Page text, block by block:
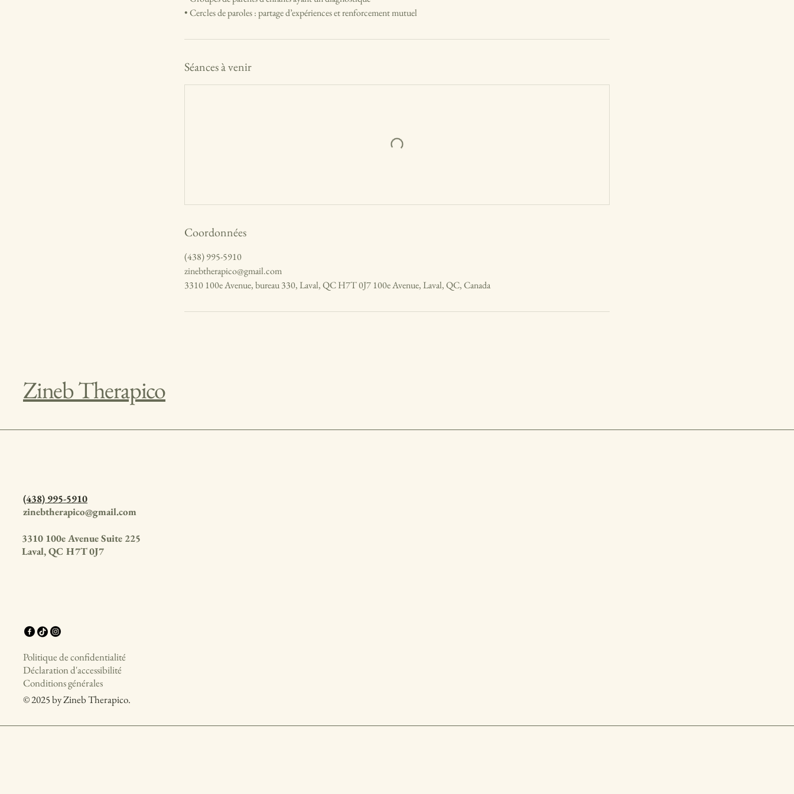
• Cercles de paroles : partage d’expériences et renforcement mutuel
Séances à venir
Coordonnées
(438) 995-5910
zinebtherapico@gmail.com
3310 100e Avenue, bureau 330, Laval, QC H7T 0J7 100e Avenue, Laval, QC, Canada
Zineb Therapico
(438) 995-5910
zinebtherapico@gmail.com
3310 100e Avenue Suite 225
Laval, QC H7T 0J7
Politique de confidentialité
Déclaration d'accessibilité
Conditions générales
© 2025 by Zineb Therapico.